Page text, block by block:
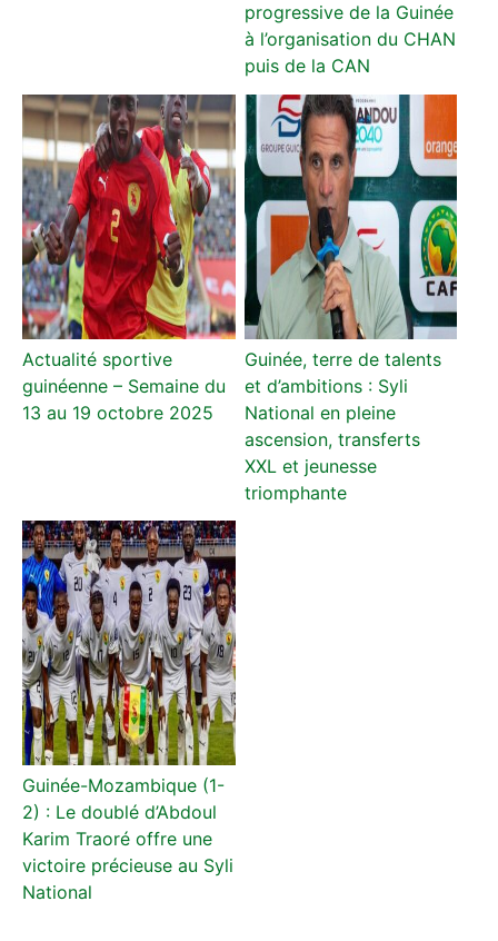
progressive de la Guinée
à l’organisation du CHAN
puis de la CAN
Actualité sportive
guinéenne – Semaine du
13 au 19 octobre 2025
Guinée, terre de talents
et d’ambitions : Syli
National en pleine
ascension, transferts
XXL et jeunesse
triomphante
Guinée-Mozambique (1-
2) : Le doublé d’Abdoul
Karim Traoré offre une
victoire précieuse au Syli
National